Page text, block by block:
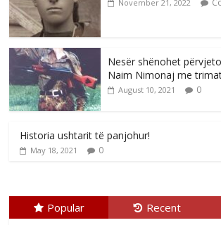
November 21, 2022
Nesër shënohet
Naim Nimonaj me
August 10, 2021 0
Historia ushtarit të panjohur!
May 18, 2021 0
Popular Recent